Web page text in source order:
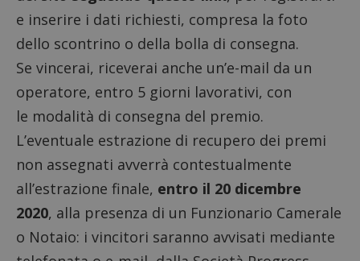
e inserire i dati richiesti, compresa la foto
dello scontrino o della bolla di consegna.
Se vincerai, riceverai anche un’e-mail da un
operatore, entro 5 giorni lavorativi, con
le modalità di consegna del premio.
L’eventuale estrazione di recupero dei premi
non assegnati avverrà contestualmente
all’estrazione finale, entro il 20 dicembre
2020, alla presenza di un Funzionario Camerale
o Notaio: i vincitori saranno avvisati mediante